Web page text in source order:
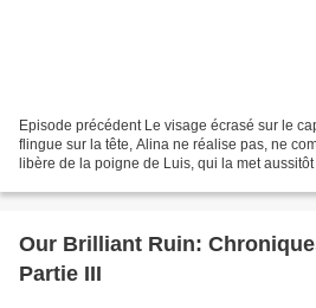
Episode précédent Le visage écrasé sur le
flingue sur la tête, Alina ne réalise pas, ne
libère de la poigne de Luis, qui la met
Our Brilliant Ruin:
Partie III